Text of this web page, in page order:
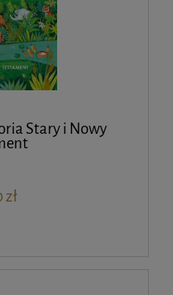
Stary i Nowy
zł